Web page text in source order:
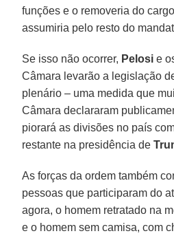
funções e o removeria do
assumiria pelo resto do
Se isso não ocorrer, Pelosi e
Câmara levarão a legislação
plenário – uma medida que
Câmara declararam
piorará as divisões no país
restante na presidência de
As forças da ordem também
pessoas que participaram do
agora, o homem retratado na
e o homem sem camisa, com